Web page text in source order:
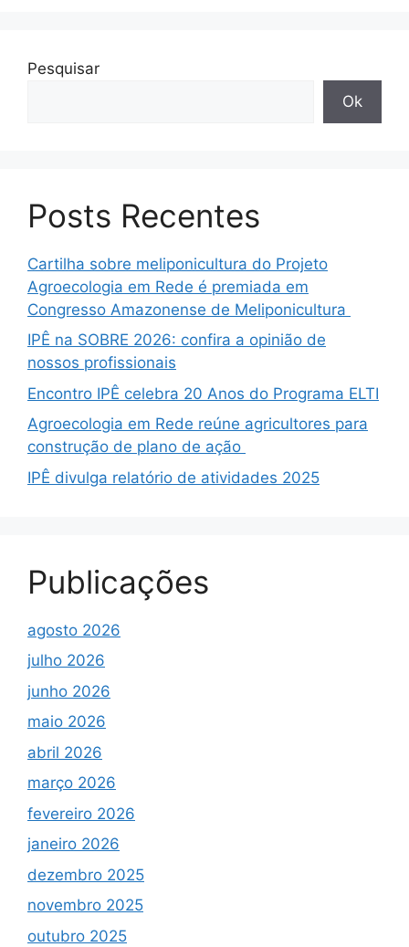
Pesquisar
Ok
Posts Recentes
Cartilha sobre meliponicultura do Projeto
Agroecologia em Rede é premiada em
Congresso Amazonense de Meliponicultura
IPÊ na SOBRE 2026: confira a opinião de
nossos profissionais
Encontro IPÊ celebra 20 Anos do Programa ELTI
Agroecologia em Rede reúne agricultores para
construção de plano de ação
IPÊ divulga relatório de atividades 2025
Publicações
agosto 2026
julho 2026
junho 2026
maio 2026
abril 2026
março 2026
fevereiro 2026
janeiro 2026
dezembro 2025
novembro 2025
outubro 2025